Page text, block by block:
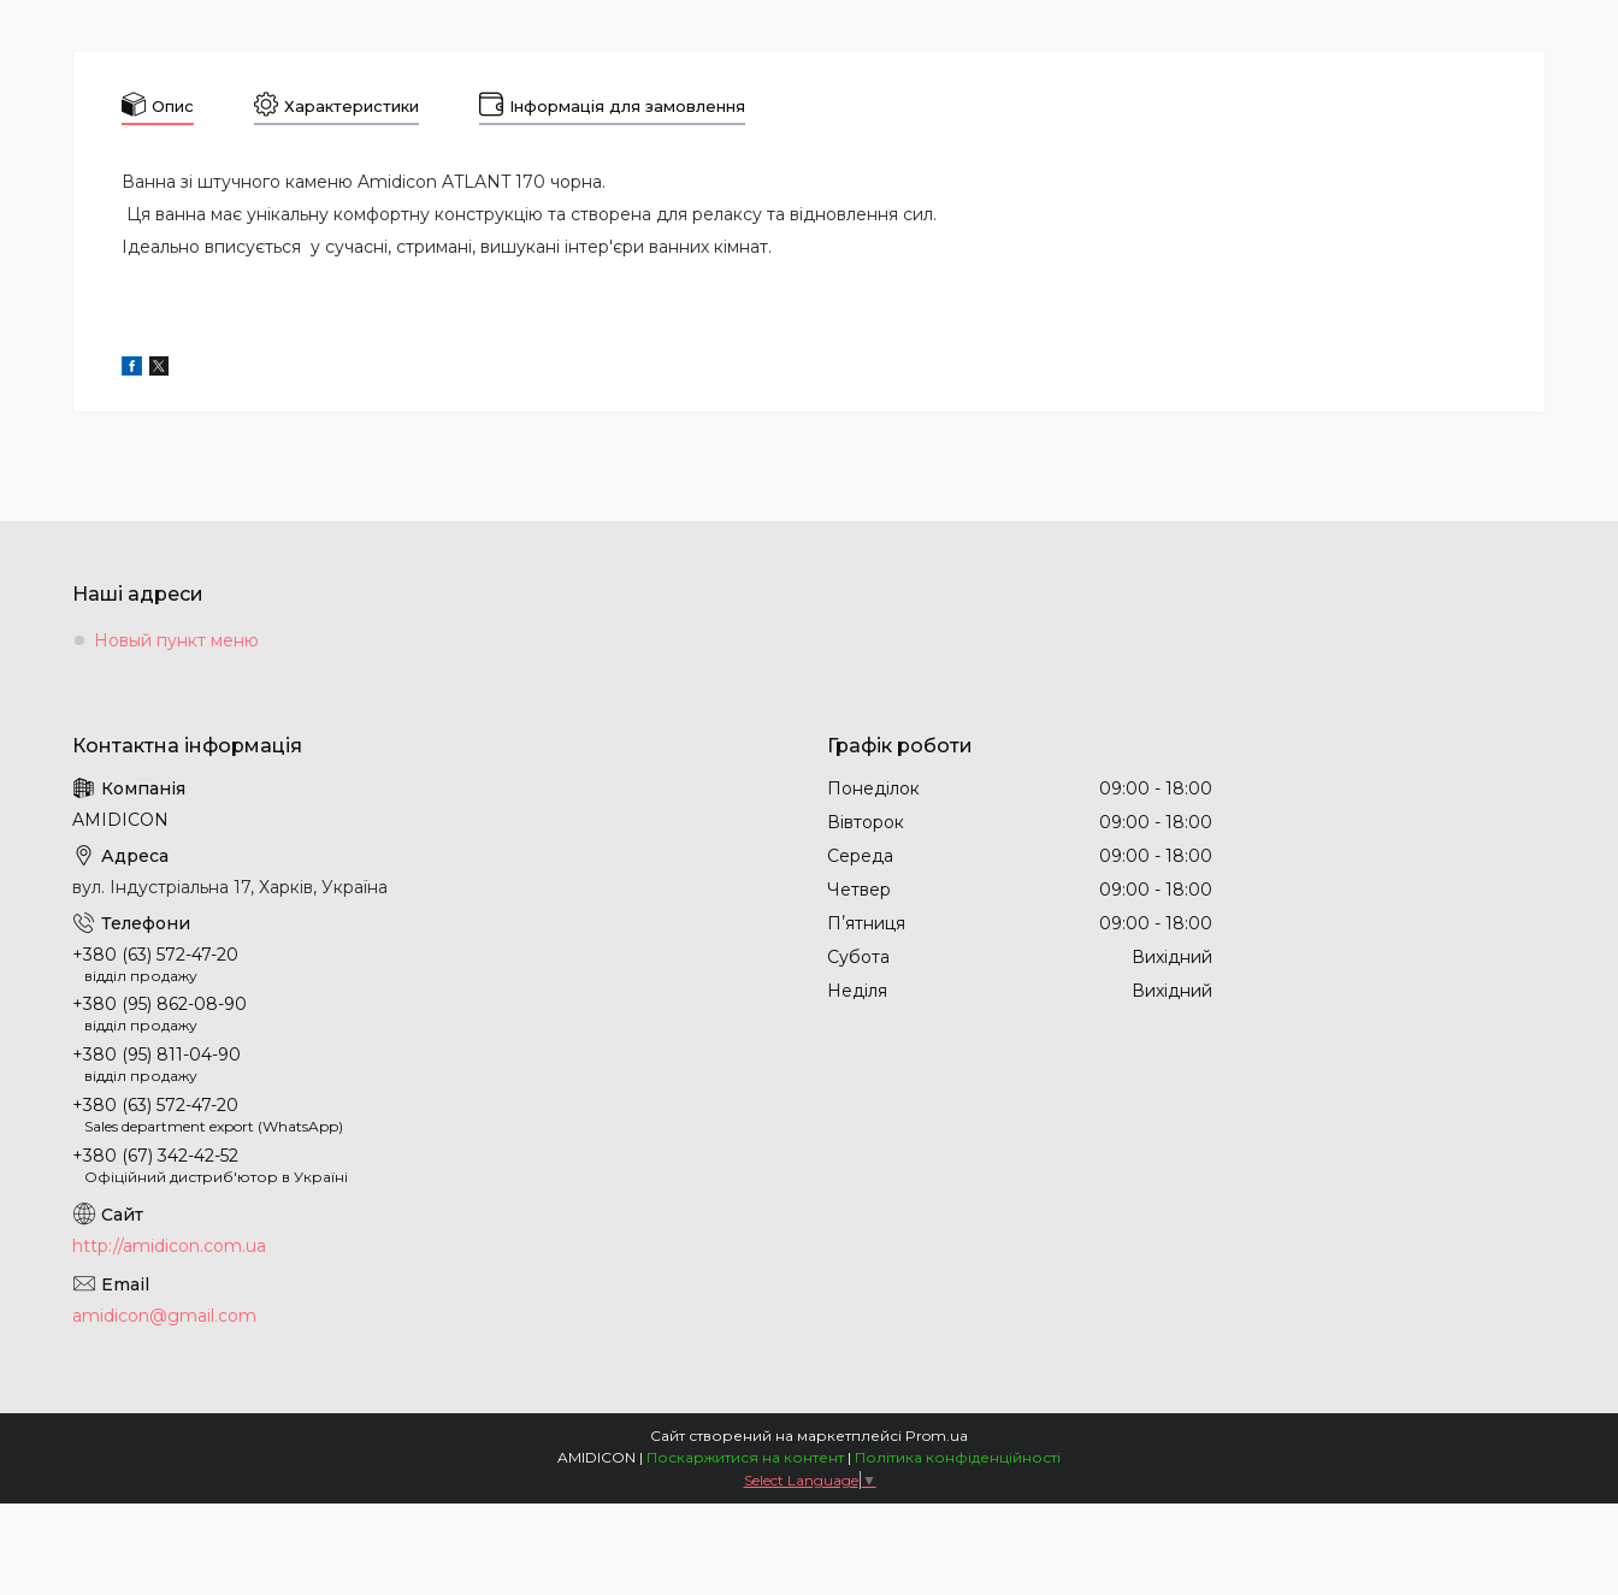
Опис Характеристики Інформація для замовлення
Ванна зі штучного каменю Amidicon ATLANT 170 чорна.
Ця ванна має унікальну комфортну конструкцію та створена для релаксу та відновлення сил.
Ідеально вписується у сучасні, стримані, вишукані інтер'єри ванних кімнат.
Наші адреси
Новый пункт меню
AMIDICON
вул. Індустріальна 17, Харків, Україна
+380 (63) 572-47-20
відділ продажу
+380 (95) 862-08-90
відділ продажу
+380 (95) 811-04-90
відділ продажу
+380 (63) 572-47-20
Sales department export (WhatsApp)
+380 (67) 342-42-52
Офіційний дистриб'ютор в Україні
http://amidicon.com.ua
amidicon@gmail.com
Графік роботи
Понеділок 09:00
18:00
Вівторок
09:00
18:00
Середа
09:00
18:00
Четвер
09:00
18:00
Пʼятниця
09:00
18:00
Субота
Вихідний
Неділя
Вихідний
Сайт створений на маркетплейсі Prom.ua
AMIDICON | Поскаржитися на контент | Політика конфіденційності
Select Language ▼